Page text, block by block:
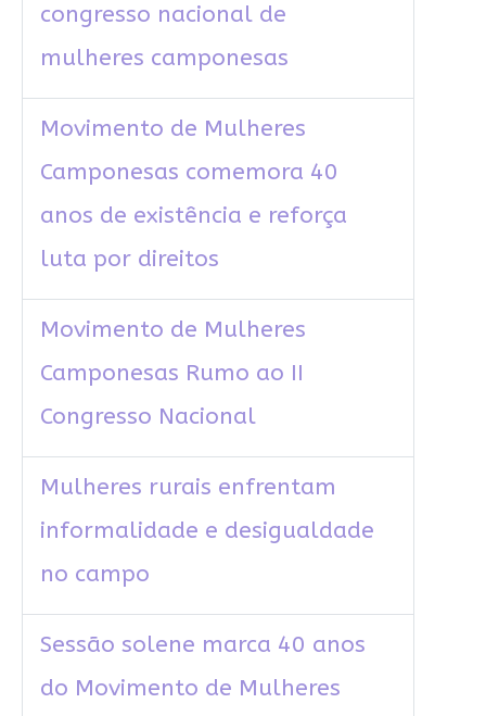
congresso nacional de
mulheres camponesas
Movimento de Mulheres
Camponesas comemora 40
anos de existência e reforça
luta por direitos
Movimento de Mulheres
Camponesas Rumo ao II
Congresso Nacional
Mulheres rurais enfrentam
informalidade e desigualdade
no campo
Sessão solene marca 40 anos
do Movimento de Mulheres